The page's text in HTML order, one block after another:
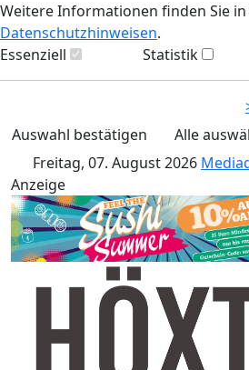
Weitere Informationen finden Sie
Datenschutzhinweisen.
Essenziell
Statistik
Auswahl bestätigen
Alle
Freitag, 07. August 2026
Anzeige